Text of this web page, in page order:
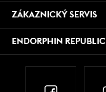
ZÁKAZNICKÝ SERVIS
ENDORPHIN REPUBLIC